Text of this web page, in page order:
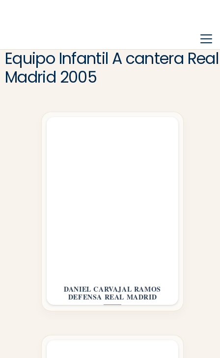
Equipo Infantil A cantera Real
Madrid 2005
DANIEL CARVAJAL RAMOS
DEFENSA REAL MADRID